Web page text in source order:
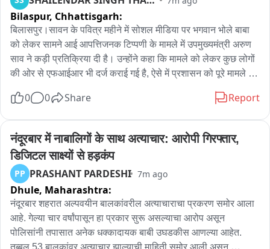
Bilaspur, Chhattisgarh:
बिलासपुर।सावन के पवित्र महीने में सोशल मीडिया पर भगवान भोले बाबा
को लेकर सामने आई आपत्तिजनक टिप्पणी के मामले में उपमुख्यमंत्री अरुण
साव ने कड़ी प्रतिक्रिया दी है। उन्होंने कहा कि मामले को लेकर कुछ लोगों
की ओर से एफआईआर भी दर्ज कराई गई है, ऐसे में प्रशासन को पूरे मामले में
में इस तरह की टिप्पणी से धर्मावलंबियों की भावनाएं आहत होती हैं और ऐसे
खिलाफ कठोर कार्रवाई की मांग करते हुए कहा कि कार्रवाई ऐसी हो कि भविष्य
में कोई भी व्यक्ति धार्मिक भावनाओं को ठेस पहुंचाने वाली टिप्पणी करने से
पहले कई बार सोचे। उपमुख्यमंत्री ने लोगों से सोशल मीडिया का इस्तेमाल
करते समय संयम बरतने और धार्मिक विषयों पर किसी भी तरह की
आपत्तिजनक टिप्पणी से बचने की अपील भी की。
0 0 Share Report
नंदूरबार में नाबालिगों के साथ अत्याचार: आरोपी गिरफ्तार,
डिजिटल साक्ष्यों से हड़कंप
PP PRASHANT PARDESHI 7m ago
Dhule, Maharashtra:
नंदूरबार शहरात अल्पवयीन बालकांवरील अत्याचाराचा प्रकरण समोर आला
आहे. गेल्या चार वर्षांपासून हा प्रकार सुरू असल्याचा आरोप असून
पोलिसांनी तपासात अनेक धक्कादायक बाबी उघडकीस आणल्या आहेत.
तब्बल 53 बालकांवर अत्याचार झाल्याची माहिती समोर आली असून